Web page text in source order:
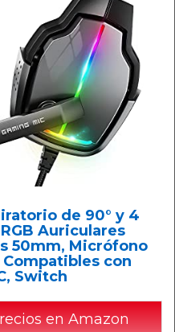
de 90° y 4
Auriculares
50mm, Micrófono
con
Switch
en Amazon